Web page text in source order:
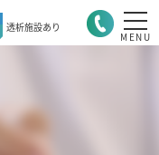
透析施設あり
MENU